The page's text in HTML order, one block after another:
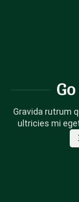
Gravida rutrum
ultricies mi